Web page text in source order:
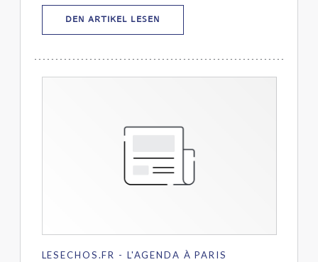
DEN ARTIKEL LESEN
LESECHOS.FR - L'AGENDA À PARIS